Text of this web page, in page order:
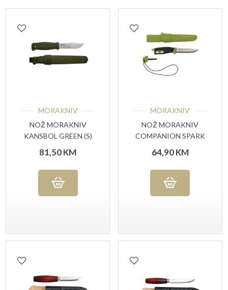
MORAKNIV
NOŽ MORAKNIV
KANSBOL GREEN (S)
81,50KM
MORAKNIV
NOŽ MORAKNIV
COMPANION SPARK
64,90KM